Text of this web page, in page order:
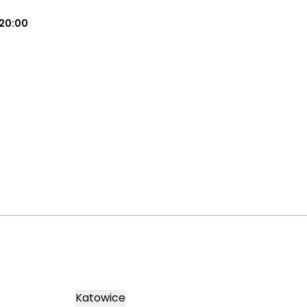
Katowice